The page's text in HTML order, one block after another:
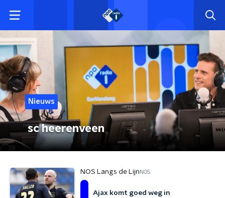
Nieuws
sc heerenveen
NOS Langs de Lijn NOS
Ajax komt goed weg in